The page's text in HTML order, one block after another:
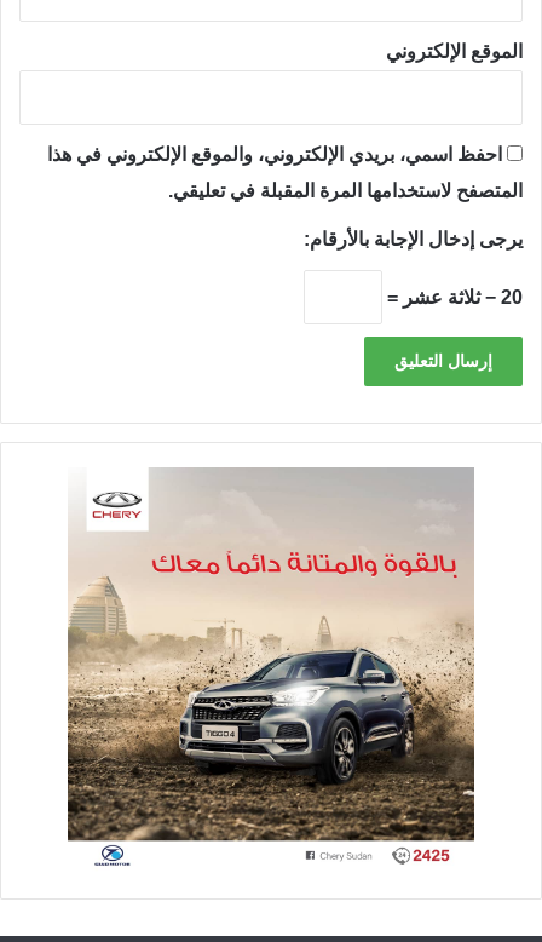
الموقع الإلكتروني
احفظ اسمي، بريدي الإلكتروني، والموقع الإلكتروني في هذا
المتصفح لاستخدامها المرة المقبلة في تعليقي.
يرجى إدخال الإجابة بالأرقام:
20 − ثلاثة عشر =